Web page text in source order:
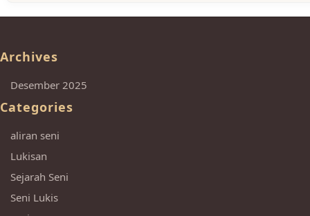
Archives
Desember 2025
Categories
aliran seni
Lukisan
Sejarah Seni
Seni Lukis